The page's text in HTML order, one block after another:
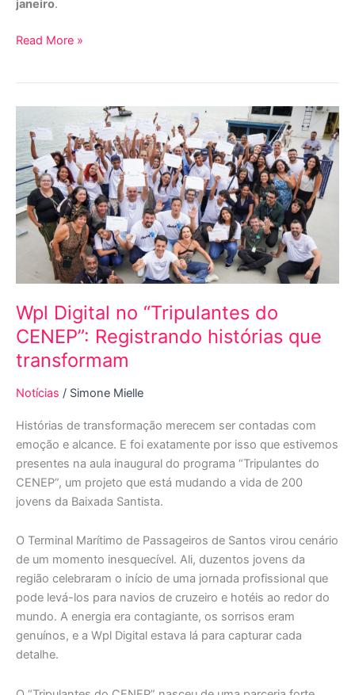
janeiro.
Read More »
Wpl Digital no “Tripulantes do
CENEP”: Registrando histórias que
transformam
Notícias / Simone Mielle
Histórias de transformação merecem ser contadas com
emoção e alcance. E foi exatamente por isso que estivemos
presentes na aula inaugural do programa “Tripulantes do
CENEP”, um projeto que está mudando a vida de 200
jovens da Baixada Santista.
O Terminal Marítimo de Passageiros de Santos virou cenário
de um momento inesquecível. Ali, duzentos jovens da
região celebraram o início de uma jornada profissional que
pode levá-los para navios de cruzeiro e hotéis ao redor do
mundo. A energia era contagiante, os sorrisos eram
genuínos, e a Wpl Digital estava lá para capturar cada
detalhe.
Digital
no
“Tripulantes
do
CENEP”:
Registrando
histórias
transformam